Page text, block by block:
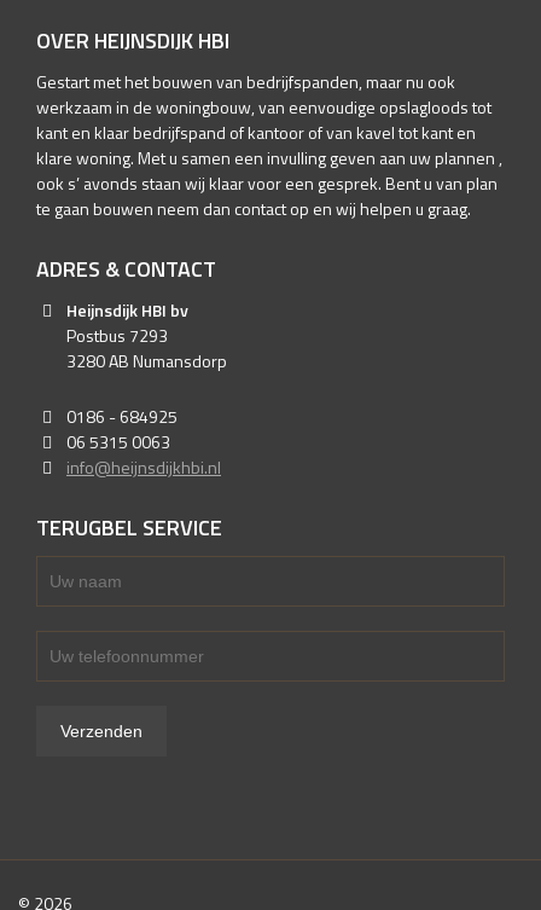
OVER HEIJNSDIJK HBI
Gestart met het bouwen van bedrijfspanden, maar nu ook
werkzaam in de woningbouw, van eenvoudige opslagloods tot
kant en klaar bedrijfspand of kantoor of van kavel tot kant en
klare woning. Met u samen een invulling geven aan uw plannen ,
ook s’ avonds staan wij klaar voor een gesprek. Bent u van plan
te gaan bouwen neem dan contact op en wij helpen u graag.
ADRES & CONTACT
Heijnsdijk HBI bv
Postbus 7293
3280 AB Numansdorp
0186 - 684925
06 5315 0063
info@heijnsdijkhbi.nl
TERUGBEL SERVICE
© 2026